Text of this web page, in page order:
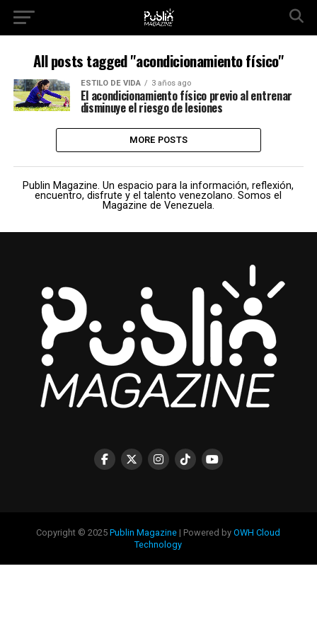
All posts tagged "acondicionamiento físico"
ESTILO DE VIDA 3 años ago
El acondicionamiento físico previo al entrenar
disminuye el riesgo de lesiones
MORE POSTS
Publin Magazine. Un espacio para la información, reflexión,
encuentro, disfrute y el talento venezolano. Somos el
Magazine de Venezuela.
Copyright © 2025Publin Magazine | Powered byOWH Cloud
Technology